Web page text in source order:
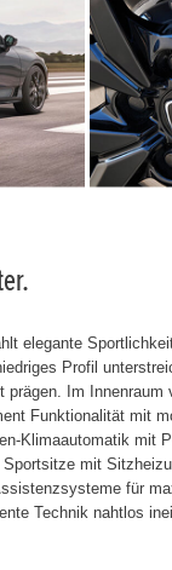
elegante
Profil
Im Innenraum
Funktionalität mit
Klimaautomatik mit
mit
für
Technik nahtlos